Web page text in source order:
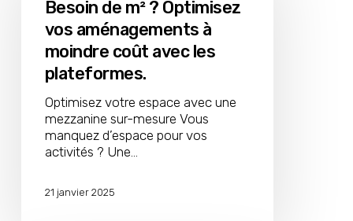
aménagements
moindre
coût
avec
plateformes.
Besoin de m² ? Optimisez
vos aménagements à
moindre coût avec les
plateformes.
Optimisez votre espace avec une
mezzanine sur-mesure Vous
manquez d’espace pour vos
activités ? Une…
21 janvier 2025